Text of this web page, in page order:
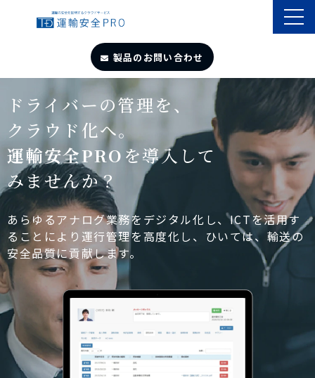
製品のお問い合わせ
TOP
導入事例
製品・サービス
自動点呼
遠隔点呼
お役立ちサイト
ドライバーの管理を、
クラウド化へ。
運輸安全PRO を導入して
みませんか？
あらゆるアナログ業務をデジタル化し、ICTを活用す
ることにより運行管理を高度化し、ひいては、輸送の
安全品質に貢献します。